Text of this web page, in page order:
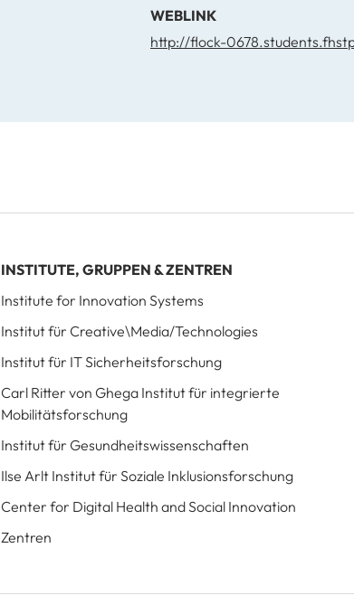
WEBLINK
http://flock-
INSTITUTE, GRUPPEN & ZENTREN
Institute for Innovation Systems
Institut für Creative\Media/Technologies
Institut für IT Sicherheitsforschung
Carl Ritter von Ghega Institut für integrierte
Mobilitätsforschung
Institut für Gesundheitswissenschaften
Ilse Arlt Institut für Soziale Inklusionsforschung
Center for Digital Health and Social Innovation
Zentren